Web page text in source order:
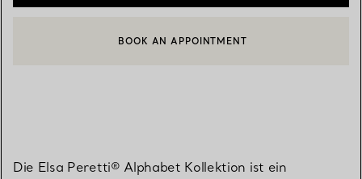
EINEN KUNDENBERATER KONTAKTIEREN ODER EINEN
BOOK AN APPOINTMENT
Die Elsa Peretti® Alphabet Kollektion ist ein